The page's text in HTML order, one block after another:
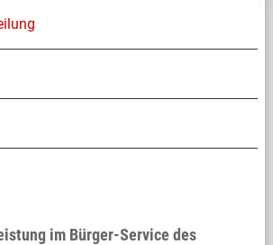
im Bürger-Service des